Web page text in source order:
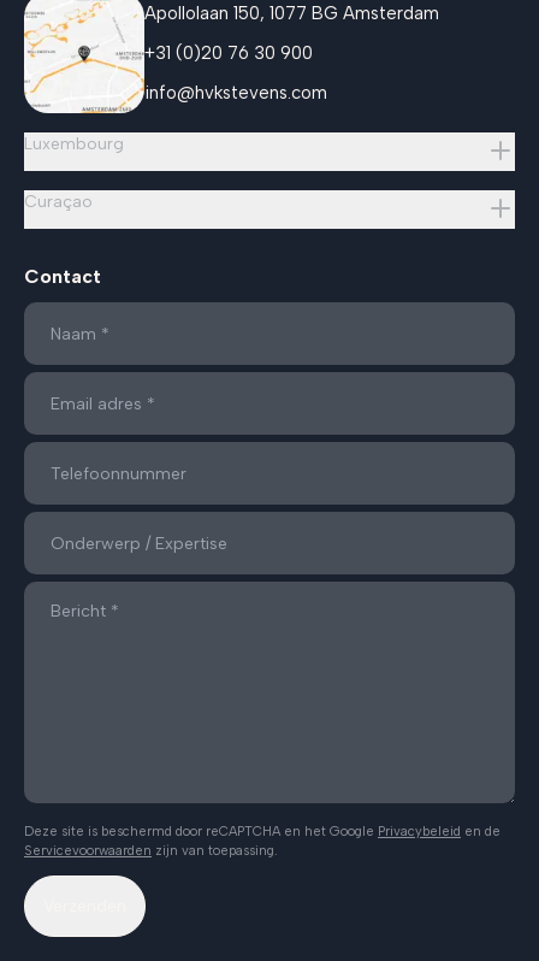
Apollolaan 150, 1077 BG Amsterdam
+31 (0)20 76 30 900
info@hvkstevens.com
Luxembourg
Curaçao
Contact
Deze site is beschermd door reCAPTCHA en het Google Privacybeleid en de
Servicevoorwaarden zijn van toepassing.